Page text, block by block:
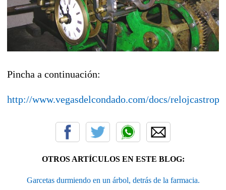
Pincha a continuación:
http://www.vegasdelcondado.com/docs/
OTROS ARTÍCULOS EN ESTE BLOG:
Garcetas durmiendo en un árbol, detrás de la farmacia.